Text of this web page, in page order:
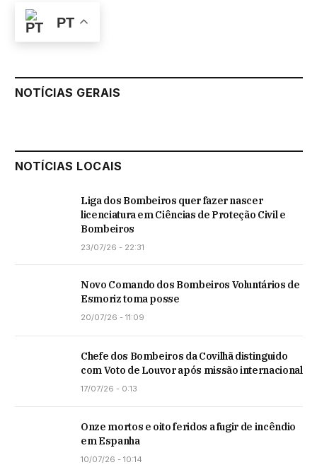
PT
NOTÍCIAS GERAIS
NOTÍCIAS LOCAIS
Liga dos Bombeiros quer fazer nascer
licenciatura em Ciências de Proteção Civil e
Bombeiros
23/07/26 - 22:31
Novo Comando dos Bombeiros Voluntários de
Esmoriz toma posse
20/07/26 - 11:09
Chefe dos Bombeiros da Covilhã distinguido
com Voto de Louvor após missão internacional
17/07/26 - 0:13
Onze mortos e oito feridos a fugir de incêndio
em Espanha
10/07/26 - 10:14